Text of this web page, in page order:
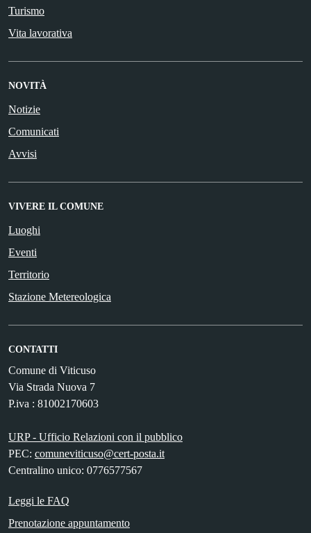
Turismo
Vita lavorativa
NOVITÀ
Notizie
Comunicati
Avvisi
VIVERE IL COMUNE
Luoghi
Eventi
Territorio
Stazione Metereologica
CONTATTI
Comune di Viticuso
Via Strada Nuova 7
P.iva : 81002170603
URP - Ufficio Relazioni con il pubblico
PEC: comuneviticuso@cert-posta.it
Centralino unico: 0776577567
Leggi le FAQ
Prenotazione appuntamento